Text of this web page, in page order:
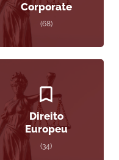
Corporate
(68)
Direito
Europeu
(34)